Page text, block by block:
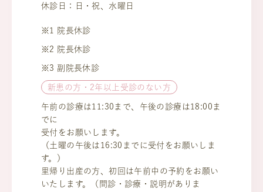
休診日：日・祝、水曜日
※1 院長休診
※2 院長休診
※3 副院長休診
新患の方・2年以上受診のない方
午前の診療は11:30まで、午後の診療は18:00ま
でに
受付をお願いします。
（土曜の午後は16:30までに受付をお願いしま
す。）
里帰り出産の方、初回は午前中の予約をお願い
いたします。（問診・診療・説明がありま